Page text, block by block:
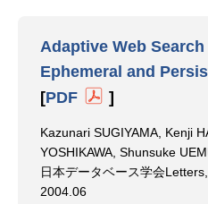
Adaptive Web
Ephemeral and
[PDF ]
Kazunari SUGIYAMA, Kenji
YOSHIKAWA, Shunsuke
日本データベース学会
2004.06